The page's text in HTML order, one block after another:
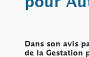
Dans son avis
de la Gestation